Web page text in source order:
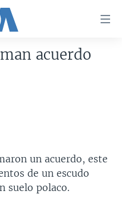
acuerdo
un acuerdo, este
de un escudo
suelo polaco.